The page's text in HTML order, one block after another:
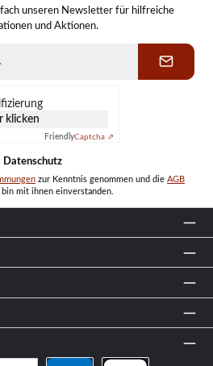
unseren Newsletter für hilfreiche
und Aktionen.
klicken
FriendlyCaptcha ⇗
Datenschutz
zur Kenntnis genommen und die AGB
mit ihnen einverstanden.